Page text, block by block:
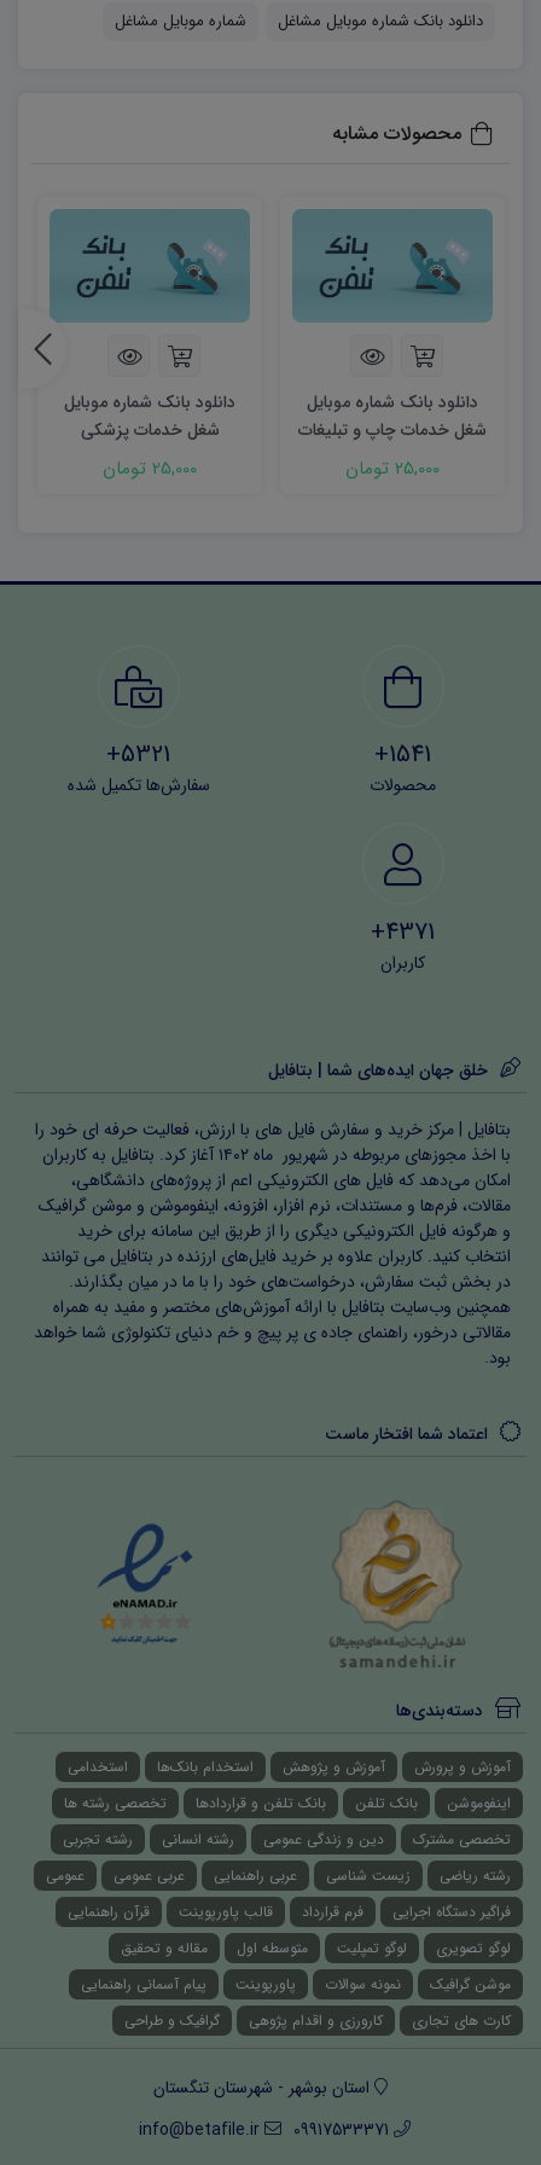
دانلود بانک شماره موبایل مشاغل
شماره موبایل مشاغل
محصولات مشابه
دانلود بانک شماره موبایل
شغل خدمات چاپ و تبلیغات
25,000 تومان
دانلود بانک شماره موبایل
شغل خدمات پزشکی
25,000 تومان
1541+
محصولات
5321+
سفارش‌ها تکمیل شده
4371+
کاربران
خلق جهان ایده‌های شما | بتافایل
بتافایل | مرکز خرید و سفارش فایل های با ارزش، فعالیت حرفه ای خود را
با اخذ مجوزهای مربوطه در شهریور ماه ۱۴۰۲ آغاز کرد. بتافایل به کاربران
امکان می‌دهد که فایل های الکترونیکی اعم از پروژه‌های دانشگاهی،
مقالات، فرم‌ها و مستندات، نرم افزار، افزونه، اینفوموشن و موشن گرافیک
و هرگونه فایل الکترونیکی دیگری را از طریق این سامانه برای خرید
انتخاب کنید. کاربران علاوه بر خرید فایل‌های ارزنده در بتافایل می توانند
در بخش ثبت سفارش، درخواست‌های خود را با ما در میان بگذارند.
همچنین وب‌سایت بتافایل با ارائه آموزش‌های مختصر و مفید به همراه
مقالاتی درخور، راهنمای جاده ی پر پیچ و خم دنیای تکنولوژی شما خواهد
بود.
اعتماد شما افتخار ماست
دسته‌بندی‌ها
آموزش و پرورش آموزش و پژوهش استخدام بانک‌ها
استخدامی
اینفوموشن
بانک تلفن بانک تلفن و قراردادها
تخصصی رشته ها
تخصصی مشترک
دین و زندگی عمومی رشته انسانی
رشته تجربی
رشته ریاضی
زیست شناسی عربی راهنمایی عربی عمومی
عمومی
فراگیر دستگاه اجرایی
فرم قرارداد قالب پاورپوینت
قرآن راهنمایی
لوگو تصویری
لوگو تمپلیت متوسطه اول
مقاله و تحقیق
موشن گرافیک
نمونه سوالات پاورپوینت
پیام آسمانی راهنمایی
کارت های تجاری
کارورزی و اقدام پژوهی گرافیک و طراحی
استان بوشهر - شهرستان تنگستان
09917533371
info@betafile.ir